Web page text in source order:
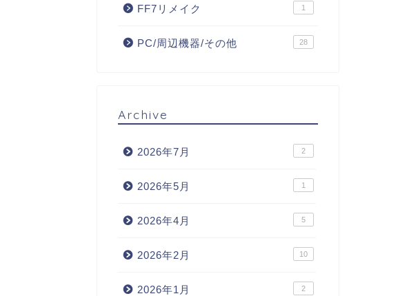
FF7リメイク 1
PC/周辺機器/その他 28
Archive
2026年7月 2
2026年5月 1
2026年4月 5
2026年2月 10
2026年1月 2